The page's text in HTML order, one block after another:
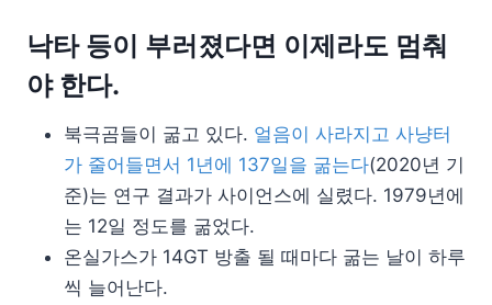
낙타 등이 부러졌다면 이제라도 멈춰
야 한다.
북극곰들이 굶고 있다. 얼음이 사라지고 사냥터
가 줄어들면서 1년에 137일을 굶는다(2020년 기
준)는 연구 결과가 사이언스에 실렸다. 1979년에
는 12일 정도를 굶었다.
온실가스가 14GT 방출 될 때마다 굶는 날이 하루
씩 늘어난다.